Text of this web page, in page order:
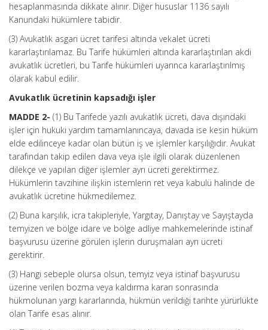
hesaplanmasında dikkate alınır. Diğer hususlar 1136 sayılı
Kanundaki hükümlere tabidir.
(3) Avukatlık asgari ücret tarifesi altında vekalet ücreti
kararlaştırılamaz. Bu Tarife hükümleri altında kararlaştırılan akdi
avukatlık ücretleri, bu Tarife hükümleri uyarınca kararlaştırılmış
olarak kabul edilir.
Avukatlık ücretinin kapsadığı işler
MADDE 2- (1) Bu Tarifede yazılı avukatlık ücreti, dava dışındaki
işler için hukuki yardım tamamlanıncaya, davada ise kesin hüküm
elde edilinceye kadar olan bütün iş ve işlemler karşılığıdır. Avukat
tarafından takip edilen dava veya işle ilgili olarak düzenlenen
dilekçe ve yapılan diğer işlemler ayrı ücreti gerektirmez.
Hükümlerin tavzihine ilişkin istemlerin ret veya kabulü halinde de
avukatlık ücretine hükmedilemez.
(2) Buna karşılık, icra takipleriyle, Yargıtay, Danıştay ve Sayıştayda
temyizen ve bölge idare ve bölge adliye mahkemelerinde istinaf
başvurusu üzerine görülen işlerin duruşmaları ayrı ücreti
gerektirir.
(3) Hangi sebeple olursa olsun, temyiz veya istinaf başvurusu
üzerine verilen bozma veya kaldırma kararı sonrasında
hükmolunan yargı kararlarında, hükmün verildiği tarihte yürürlükte
olan Tarife esas alınır.